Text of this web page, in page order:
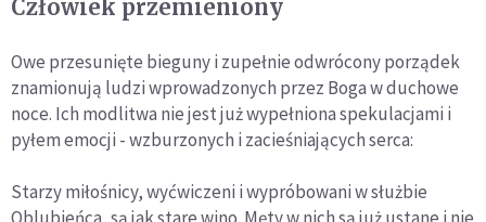
Człowiek przemieniony
Owe przesunięte bieguny i zupełnie odwrócony porządek
zna­mionują ludzi wprowadzonych przez Boga w duchowe
noce. Ich modlitwa nie jest już wypełniona spekulacjami i
pyłem emocji - wzburzonych i zacieśniających serca:
Starzy miłośnicy, wyćwiczeni i wypróbowani w służbie